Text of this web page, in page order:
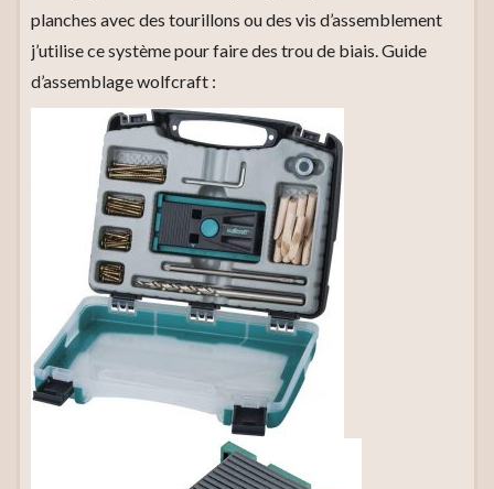
planches avec des tourillons ou des vis d’assemblement
j’utilise ce système pour faire des trou de biais. Guide
d’assemblage wolfcraft :